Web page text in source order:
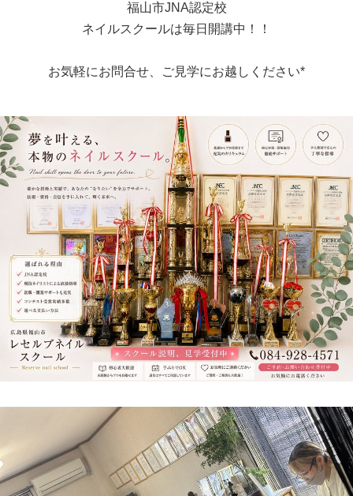
福山市JNA認定校
ネイルスクールは毎日開講中！！
お気軽にお問合せ、ご見学にお越しください*